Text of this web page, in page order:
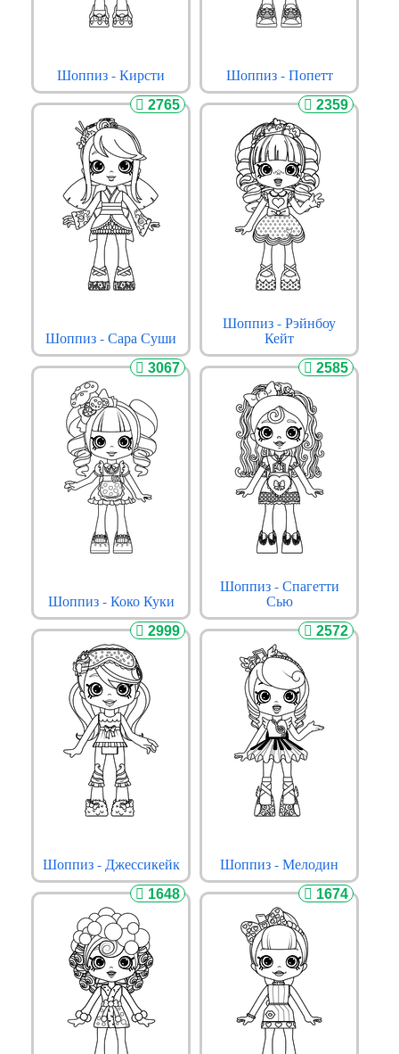
Шоппиз - Кирсти Шоппиз - Попетт
2765
Шоппиз - Сара Суши
2359
Шоппиз - Рэйнбоу
Кейт
3067
Шоппиз - Коко Куки
2585
Шоппиз - Спагетти
Сью
2999
Шоппиз - Джессикейк
2572
Шоппиз - Мелодин
1648 1674